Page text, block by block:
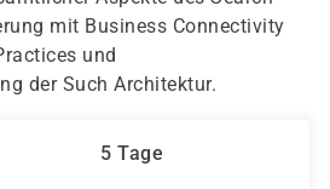
mit Business Connectivity
und
der Such Architektur.
5 Tage